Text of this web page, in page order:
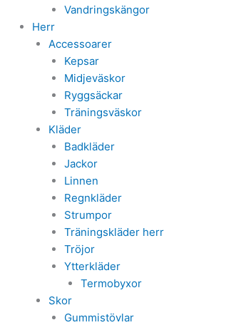
Vandringskängor
Herr
Accessoarer
Kepsar
Midjeväskor
Ryggsäckar
Träningsväskor
Kläder
Badkläder
Jackor
Linnen
Regnkläder
Strumpor
Träningskläder herr
Tröjor
Ytterkläder
Termobyxor
Skor
Gummistövlar